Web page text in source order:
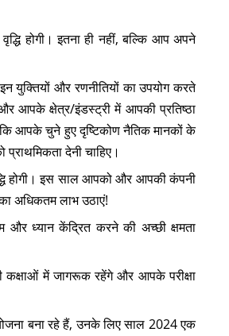
होगी। इतना ही नहीं, बल्कि आप अपने
और रणनीतियों का उपयोग करते
आपके क्षेत्र/इंडस्ट्री में आपकी प्रतिष्ठा
आपके चुने हुए दृष्टिकोण नैतिक मानकों के
देनी चाहिए।
होगी। इस साल आपको और आपकी कंपनी
अधिकतम लाभ उठाएं!
और ध्यान केंद्रित करने की अच्छी क्षमता
कक्षाओं में जागरूक रहेंगे और आपके परीक्षा
योजना बना रहे हैं, उनके लिए साल 2024 एक